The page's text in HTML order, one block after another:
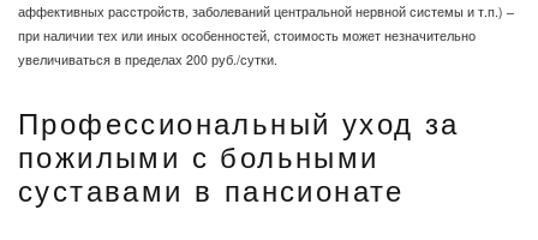
аффективных расстройств, заболеваний центральной нервной системы и т.п.) –
при наличии тех или иных особенностей, стоимость может незначительно
увеличиваться в пределах 200 руб./сутки.
Профессиональный уход за
пожилыми с больными
суставами в пансионате